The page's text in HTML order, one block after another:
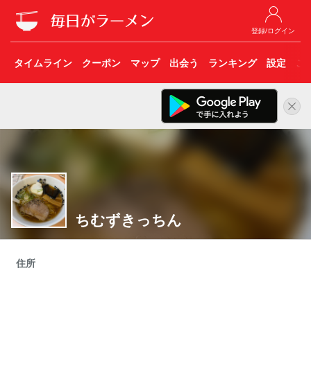
登録/ログイン
タイムライン クーポン マップ 出会う ランキング 設定 こ
ちむずきっちん
住所